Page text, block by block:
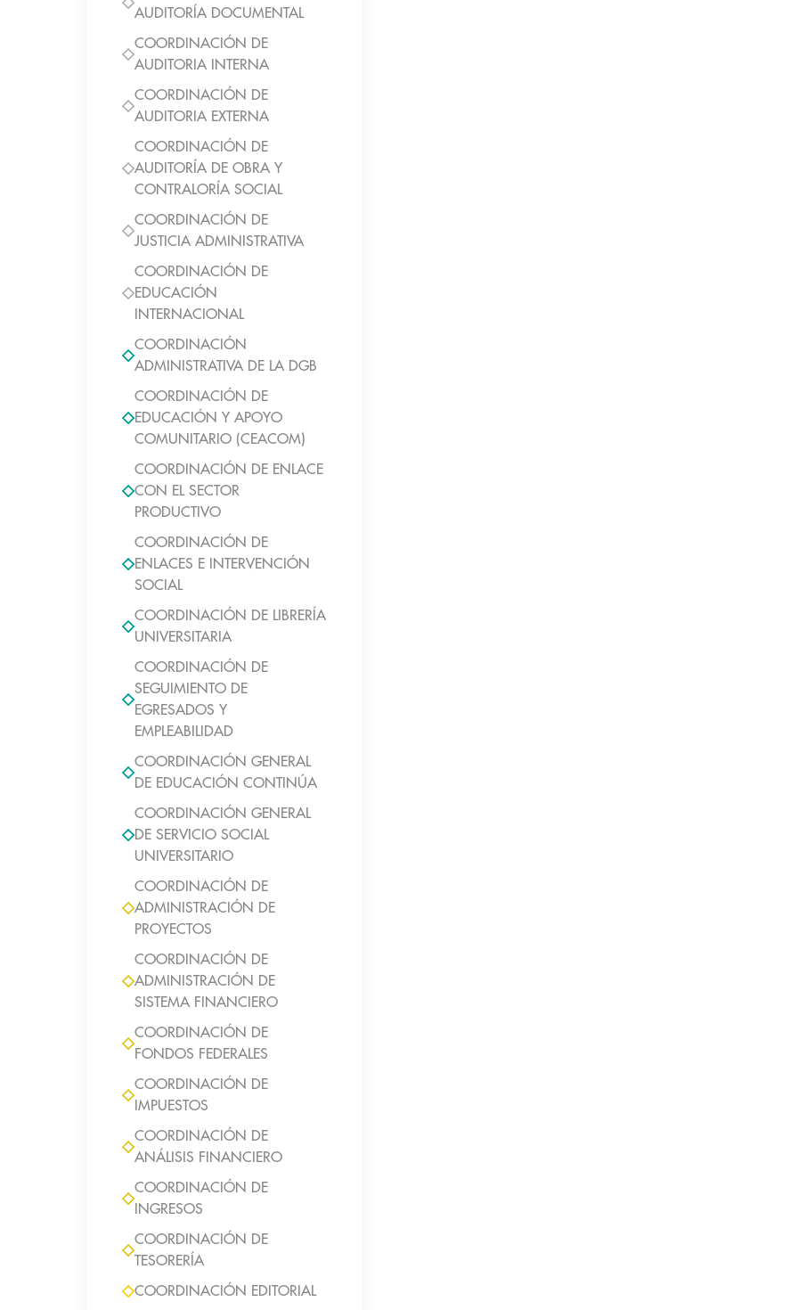
AUDITORÍA DOCUMENTAL
COORDINACIÓN DE
AUDITORIA INTERNA
COORDINACIÓN DE
AUDITORIA EXTERNA
COORDINACIÓN DE
AUDITORÍA DE OBRA Y
CONTRALORÍA SOCIAL
COORDINACIÓN DE
JUSTICIA ADMINISTRATIVA
COORDINACIÓN DE
EDUCACIÓN
INTERNACIONAL
COORDINACIÓN
ADMINISTRATIVA DE LA DGB
COORDINACIÓN DE
EDUCACIÓN Y APOYO
COMUNITARIO (CEACOM)
COORDINACIÓN DE ENLACE
CON EL SECTOR
PRODUCTIVO
COORDINACIÓN DE
ENLACES E INTERVENCIÓN
SOCIAL
COORDINACIÓN DE LIBRERÍA
UNIVERSITARIA
COORDINACIÓN DE
SEGUIMIENTO DE
EGRESADOS Y
EMPLEABILIDAD
COORDINACIÓN GENERAL
DE EDUCACIÓN CONTINÚA
COORDINACIÓN GENERAL
DE SERVICIO SOCIAL
UNIVERSITARIO
COORDINACIÓN DE
ADMINISTRACIÓN DE
PROYECTOS
COORDINACIÓN DE
ADMINISTRACIÓN DE
SISTEMA FINANCIERO
COORDINACIÓN DE
FONDOS FEDERALES
COORDINACIÓN DE
IMPUESTOS
COORDINACIÓN DE
ANÁLISIS FINANCIERO
COORDINACIÓN DE
INGRESOS
COORDINACIÓN DE
TESORERÍA
COORDINACIÓN EDITORIAL